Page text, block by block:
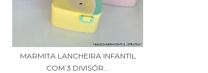
MARMITA LANCHEIRA INFANTIL
COM 3 DIVISÓR...